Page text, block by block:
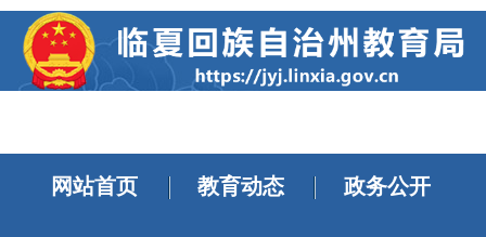
网站首页 教育动态 政务公开